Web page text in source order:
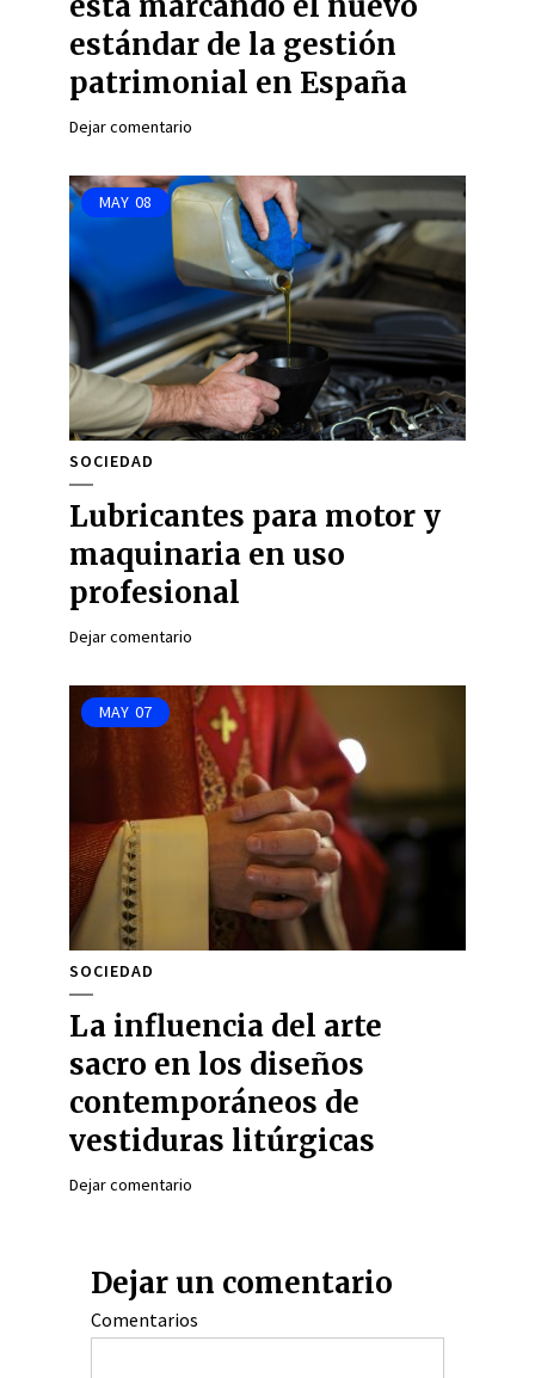
estándar de la gestión
patrimonial en España
Dejar comentario
MAY 08
SOCIEDAD
Lubricantes para motor y
maquinaria en uso
profesional
Dejar comentario
MAY 07
SOCIEDAD
La influencia del arte
sacro en los diseños
contemporáneos de
vestiduras litúrgicas
Dejar comentario
Dejar un comentario
Comentarios